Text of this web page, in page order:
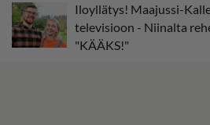
Iloyllätys! Maajussi-
televisioon - Niinalta
"KÄÄKS!"